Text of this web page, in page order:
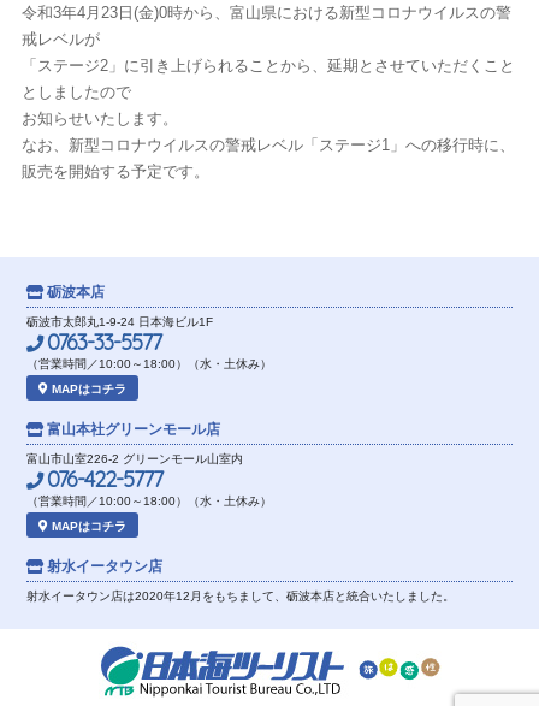
令和3年4月23日(金)0時から、富山県における新型コロナウイルスの警
戒レベルが
「ステージ2」に引き上げられることから、延期とさせていただくこと
としましたので
お知らせいたします。
なお、新型コロナウイルスの警戒レベル「ステージ1」への移行時に、
販売を開始する予定です。
砺波本店
砺波市太郎丸1-9-24 日本海ビル1F
0763-33-5577
（営業時間／10:00～18:00）（水・土休み）
MAPはコチラ
富山本社グリーンモール店
富山市山室226-2 グリーンモール山室内
076-422-5777
（営業時間／10:00～18:00）（水・土休み）
MAPはコチラ
射水イータウン店
射水イータウン店は2020年12月をもちまして、砺波本店と統合いたしました。